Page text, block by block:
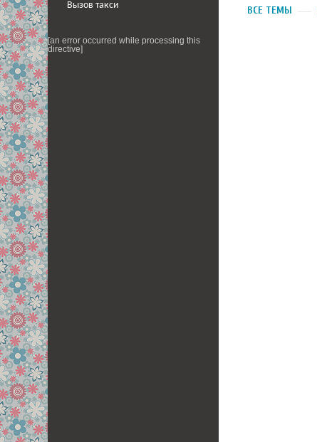
Вызов такси
[an error occurred while processing this
directive]
ВСЕ ТЕМЫ